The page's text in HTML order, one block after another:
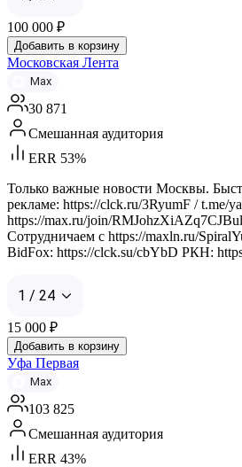
100 000 ₽
Добавить в корзину
Московская Лента
Max
30 871
Смешанная аудитория
ERR 53%
Только важные новости Москвы.
рекламе: https://clck.ru/3RyumF / t.me/
https://max.ru/join/
Сотрудничаем с https://maxln.ru/
BidFox: https://clck.su/cbYbD РКН:
1 / 24
15 000 ₽
Добавить в корзину
Уфа Первая
Max
103 825
Смешанная аудитория
ERR 43%